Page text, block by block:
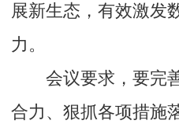
展新生态，有效激发
力。
会议要求，要完
合力、狠抓各项措施